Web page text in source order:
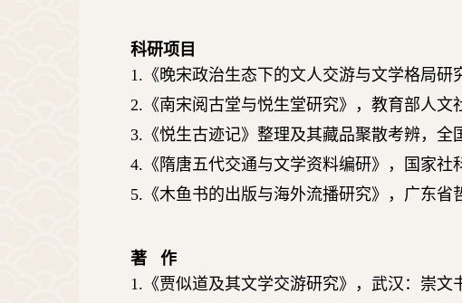
科研项目
1. 《晚宋政治生态下的文人交游与文学格局研
2. 《南宋阅古堂与悦生堂研究》，教育部人文
3. 《悦生古迹记》整理及其藏品聚散考辨，
4. 《隋唐五代交通与文学资料编研》，国家
5. 《木鱼书的出版与海外流播研究》，广东省
著 作
1. 《贾似道及其文学交游研究》，武汉：崇文